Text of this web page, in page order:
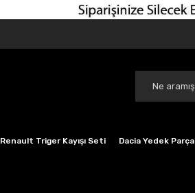
Renault Triger Kayışı Seti Dacia Yedek Parça